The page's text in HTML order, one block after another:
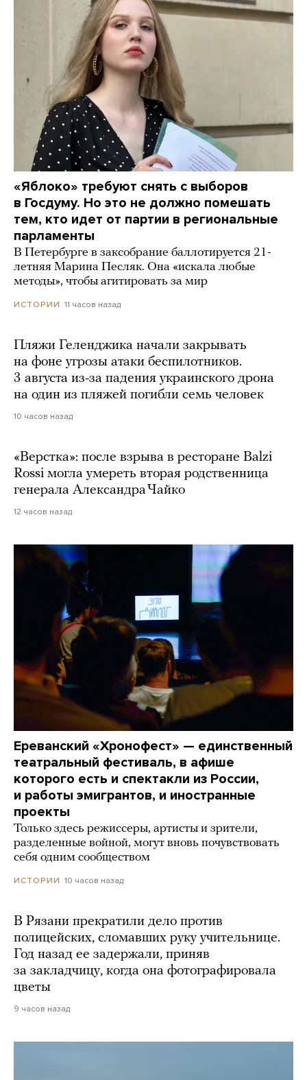
«Яблоко» требуют снять с выборов
в Госдуму. Но это не должно помешать
тем, кто идет от партии в региональные
парламенты
В Петербурге в заксобрание баллотируется 21-
летняя Марина Песляк. Она «искала любые
методы», чтобы агитировать за мир
ИСТОРИИ 11 часов назад
Пляжи Геленджика начали закрывать
на фоне угрозы атаки беспилотников.
3 августа из-за падения украинского дрона
на один из пляжей погибли семь человек
10 часов назад
«Верстка»: после взрыва в ресторане Balzi
Rossi могла умереть вторая родственница
генерала Александра Чайко
12 часов назад
Ереванский «Хронофест» — единственный
театральный фестиваль, в афише
которого есть и спектакли из России,
и работы эмигрантов, и иностранные
проекты
Только здесь режиссеры, артисты и зрители,
разделенные войной, могут вновь почувствовать
себя одним сообществом
ИСТОРИИ 10 часов назад
В Рязани прекратили дело против
полицейских, сломавших руку учительнице.
Год назад ее задержали, приняв
за закладчицу, когда она фотографировала
цветы
9 часов назад